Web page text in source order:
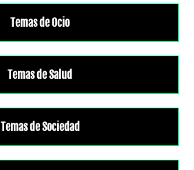
Temas de Ocio
Temas de Salud
Temas de Sociedad